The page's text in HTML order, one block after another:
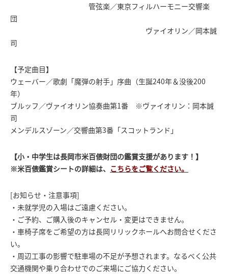
管弦楽／東京フィルハーモニー交響楽
団
ヴァイオリン／岡本誠
司
【予定曲目】
ウェーバー／歌劇「魔弾の射手」序曲（生誕240年＆没後200
年）
ブルッフ／ヴァイオリン協奏曲第1番 ※ヴァイオリン：岡本誠
司
メンデルスゾーン／交響曲第3番「スコットランド」
【小・中学生は長岡市米百俵財団の鑑賞支援があります！】
※米百俵鑑賞シートの詳細は、 こちらをご覧ください。
[お知らせ・注意事項]
・未就学児の入場はご遠慮ください。
・ご予約、ご購入後のキャンセル・変更はできません。
・車椅子席をご希望の方は長岡リリックホールへお問合せくださ
い。
・周辺工事の影響で駐車場の不足が予想されます。なるべく公共
交通機関や乗り合わせでのご来場にご協力ください。